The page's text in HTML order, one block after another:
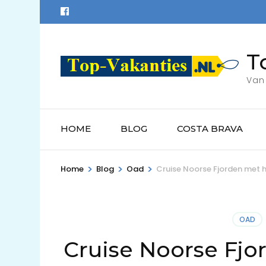
naar
(Druk
enter)
HOME BLOG COSTA BRAVA
Home > Blog > Oad > Cruise Noorse Fjorden
OAD
Cruise Noorse